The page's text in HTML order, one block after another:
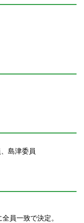
島津委員
員一致で決定。